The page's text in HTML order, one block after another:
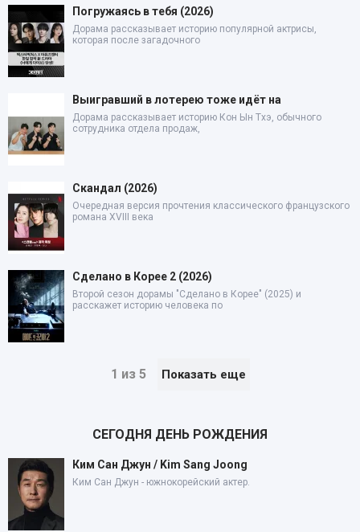
Погружаясь в тебя (2026)
Дорама рассказывает историю популярной актрисы,
которая после загадочного
Выигравший в лотерею тоже идёт на
Дорама рассказывает историю Кон Ын Тхэ, обычного
сотрудника отдела продаж,
Скандал (2026)
Очередная версия прочтения классического французского
романа XVIII века
Сделано в Корее 2 (2026)
Второй сезон дорамы "Сделано в Корее" (2025) и
расскажет историю человека по
1 из 5 Показать еще
СЕГОДНЯ ДЕНЬ РОЖДЕНИЯ
Ким Сан Джун / Kim Sang Joong
Ким Сан Джун - южнокорейский актер.